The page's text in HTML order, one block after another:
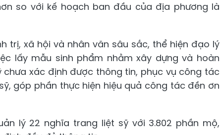
so với kế hoạch ban đầu của địa phương là
trị, xã hội và nhân văn sâu sắc, thể hiện đạo lý
lấy mẫu sinh phẩm nhằm xây dựng và hoàn
xác định được thông tin, phục vụ công tác
góp phần thực hiện hiệu quả công tác đền ơn
lý 22 nghĩa trang liệt sỹ với 3.802 phần mộ,